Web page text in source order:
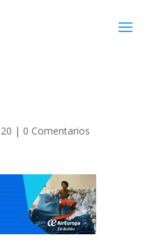
| 0 Comentarios